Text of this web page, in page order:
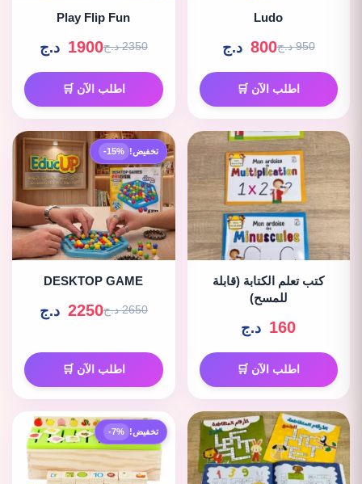
Ludo
950 د.ج 800 د.ج
اطلب الآن 🛒
Play Flip Fun
2350 د.ج 1900 د.ج
اطلب الآن 🛒
كتب تعلم الكتابة (قابلة
للمسح)
160 د.ج
اطلب الآن 🛒
تخفيض! -15%
DESKTOP GAME
2650 د.ج 2250 د.ج
اطلب الآن 🛒
تخفيض! -7%